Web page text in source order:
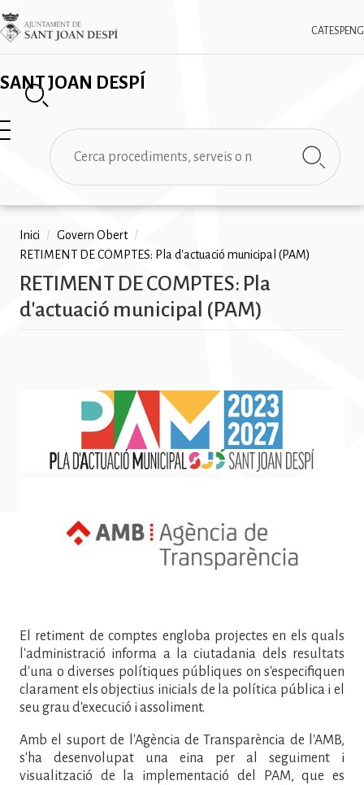
Vés
al
contingut
SANT JOAN DESPÍ
CAT ESPENG
Imatge
✕
Cerca
Fil
d'ariadna
Inici / Govern Obert /
RETIMENT DE COMPTES: Pla d'actuació municipal (PAM)
RETIMENT DE COMPTES: Pla
d'actuació municipal (PAM)
El retiment de comptes engloba projectes en els quals
l'administració informa a la ciutadania dels resultats
d'una o diverses polítiques públiques on s'especifiquen
clarament els objectius inicials de la política pública i el
seu grau d'execució i assoliment.
Amb el suport de l'Agència de Transparència de l'AMB,
s'ha desenvolupat una eina per al seguiment i
visualització de la implementació del PAM, que es